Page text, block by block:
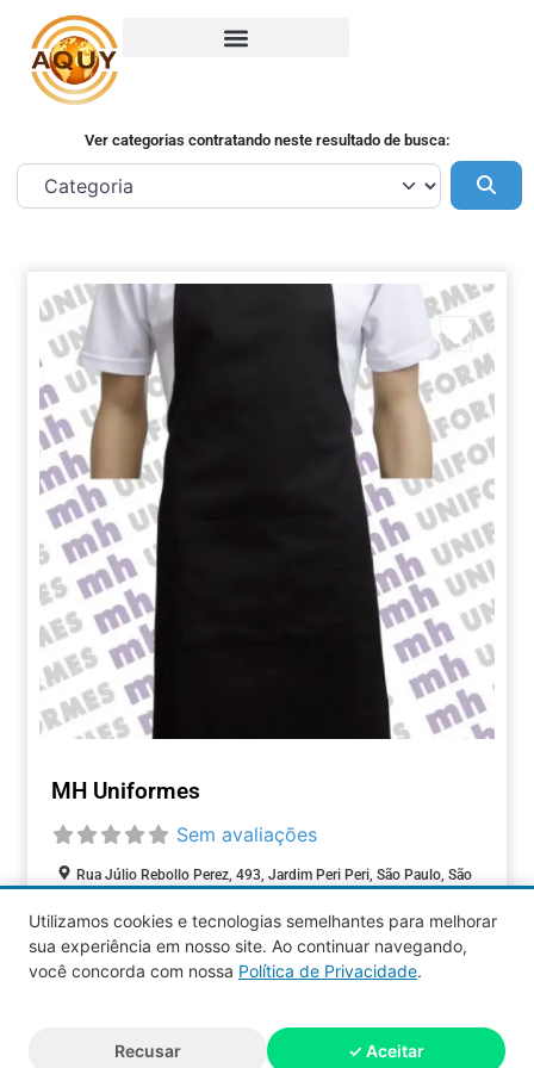
Ver categorias contratando neste resultado de busca:
MH Uniformes
Sem avaliações
Rua Júlio Rebollo Perez, 493, Jardim Peri Peri, São Paulo, São
COMÉRCIOS
reservados.
Utilizamos cookies e tecnologias semelhantes para melhorar
sua experiência em nosso site. Ao continuar navegando,
você concorda com nossa Política de Privacidade.
Recusar ✓ Aceitar